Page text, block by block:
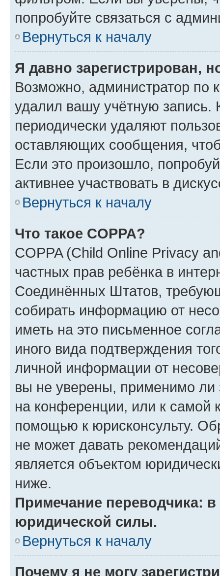
попробуйте связаться с
Вернуться к началу
Я давно зарегистрирован,
Возможно, администратор по
удалил вашу учётную запись.
периодически удаляют
оставляющих сообщения,
Если это произошло,
активнее участвовать в
Вернуться к началу
Что такое COPPA?
COPPA (Child Online Privacy
частных прав ребёнка в
Соединённых Штатов,
собирать информацию от
иметь на это письменное
иного вида подтверждения
личной информации от
вы не уверены, применимо ли
на конференции, или к самой
помощью к юрисконсульту.
не может давать
является объектом
ниже.
Примечание переводчика:
юридической силы.
Вернуться к началу
Почему я не могу